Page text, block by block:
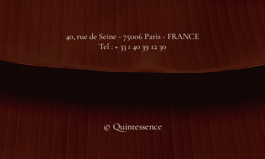
40, rue de Seine - 75006 Paris - FRANCE
Tel : + 33 1 40 39 12 30
© Quintessence